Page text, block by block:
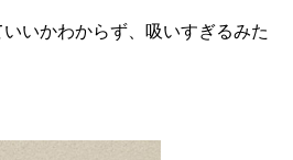
いかわからず、吸いすぎるみた